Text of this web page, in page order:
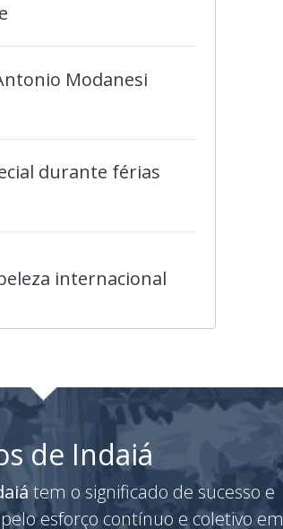
Modanesi
durante férias
internacional
de Indaiá
tem o significado de sucesso e
esforço contínuo e coletivo em